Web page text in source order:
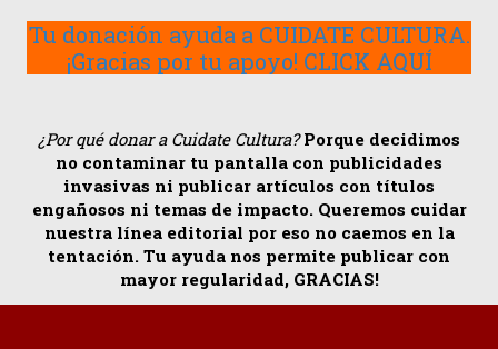
Tu donación ayuda a CUIDATE CULTURA.
¡Gracias por tu apoyo! CLICK AQUÍ
¿Por qué donar a Cuidate Cultura?Porque decidimos
no contaminar tu pantalla con publicidades
invasivas ni publicar artículos con títulos
engañosos ni temas de impacto. Queremos cuidar
nuestra línea editorial por eso no caemos en la
tentación. Tu ayuda nos permite publicar con
mayor regularidad, GRACIAS!